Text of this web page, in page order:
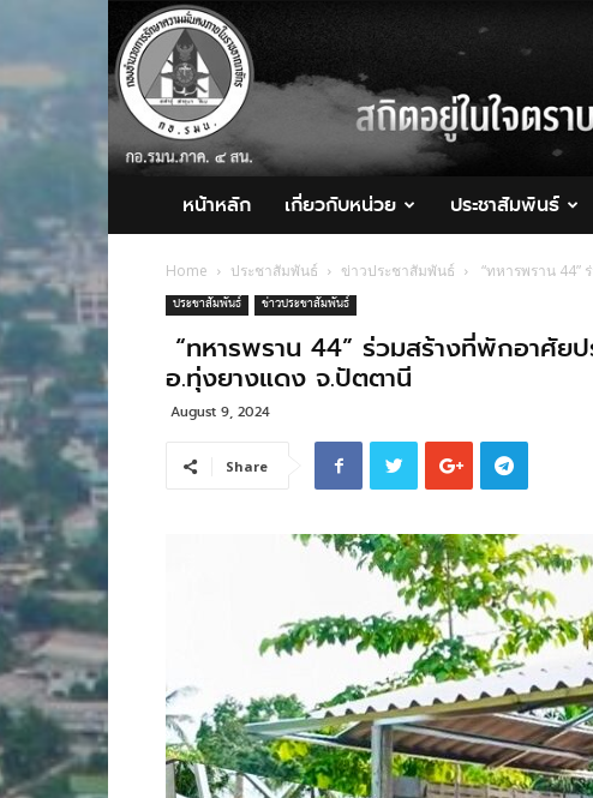
กอ.รมน.ภาค
4
สน.
หน้าหลัก เกี่ยวกับหน่วย ประชาสัมพันธ์
Home ประชาสัมพันธ์ ข่าวประชาสัมพันธ์ “ทหารพราน 44”
ประชาสัมพันธ์ ข่าวประชาสัมพันธ์
“ทหารพราน 44” ร่วมสร้างที่พักอาศัยป
อ.ทุ่งยางแดง จ.ปัตตานี
August 9, 2024
Share